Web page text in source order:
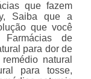
que fazem
Saiba que a
que você
de
para dor de
natural
para tosse,